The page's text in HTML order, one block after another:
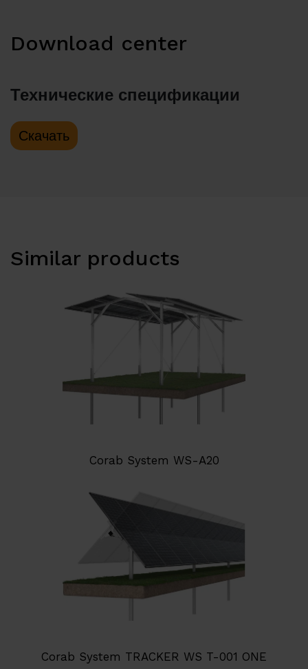
Download center
Технические спецификации
Скачать
Similar products
Corab System WS-A20
Corab System TRACKER WS T-001 ONE